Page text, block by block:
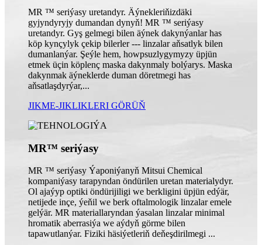
MR ™ seriýasy uretandyr. Äýnekleriňizdäki
gyjyndyryjy dumandan dynyň! MR ™ seriýasy
uretandyr. Gyş gelmegi bilen äýnek dakynýanlar has
köp kynçylyk çekip bilerler --- linzalar aňsatlyk bilen
dumanlanýar. Şeýle hem, howpsuzlygymyzy üpjün
etmek üçin köplenç maska ​​dakynmaly bolýarys. Maska
dakynmak äýneklerde duman döretmegi has
aňsatlaşdyrýar,...
JIKME-JIKLIKLERI GÖRÜŇ
MR™ seriýasy
MR ™ seriýasy Ýaponiýanyň Mitsui Chemical
kompaniýasy tarapyndan öndürilen uretan materialydyr.
Ol ajaýyp optiki öndürijiligi we berkligini üpjün edýär,
netijede inçe, ýeňil we berk oftalmologik linzalar emele
gelýär. MR materiallaryndan ýasalan linzalar minimal
hromatik aberrasiýa we aýdyň görme bilen
tapawutlanýar. Fiziki häsiýetleriň deňeşdirilmegi ...